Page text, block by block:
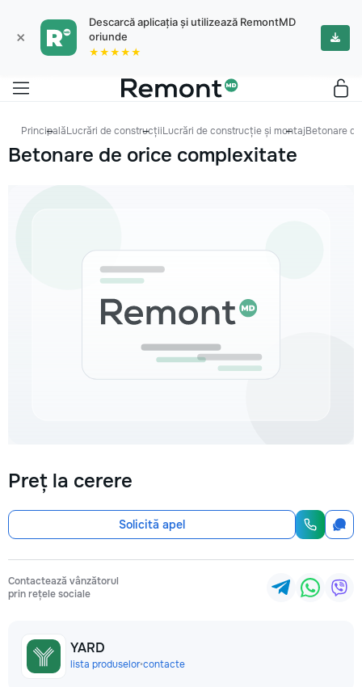
×
Descarcă aplicația și utilizează RemontMD
oriunde
★★★★★
PrincipalăLucrări de construcțiiLucrări de construcție și montajBetonare
Betonare de orice complexitate
Preț la cerere
Solicită apel
Contactează vânzătorul
prin rețele sociale
YARD
lista produselor•contacte